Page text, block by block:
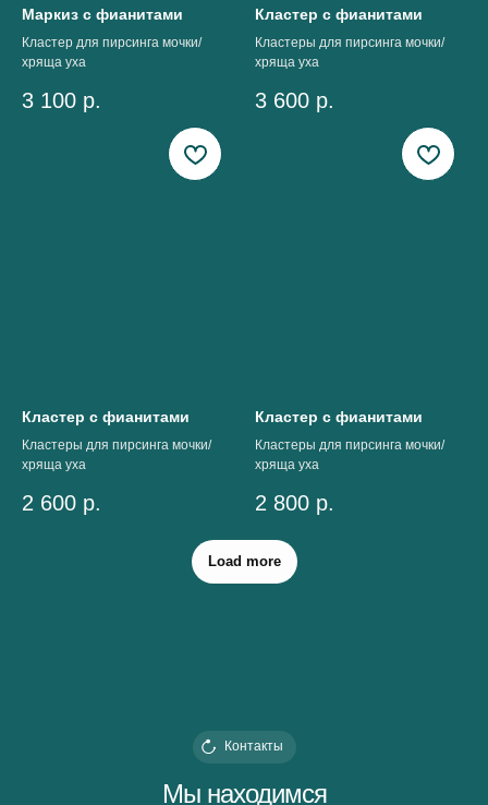
Маркиз с фианитами
Кластер для пирсинга мочки/
хряща уха
3 100 р.
Кластер с фианитами
Кластеры для пирсинга мочки/
хряща уха
3 600 р.
Кластер с фианитами
Кластеры для пирсинга мочки/
хряща уха
2 600 р.
Кластер с фианитами
Кластеры для пирсинга мочки/
хряща уха
2 800 р.
Load more
Мы находимся
Контакты